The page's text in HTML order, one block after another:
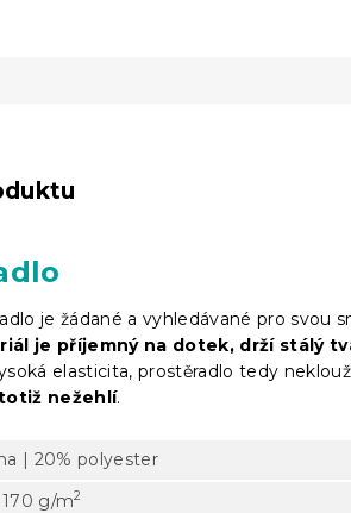
je žádané a vyhledávané pro svou
je příjemný na dotek, drží stálý
elasticita, prostěradlo tedy
nežehlí.
| 20% polyester
170 g/m2